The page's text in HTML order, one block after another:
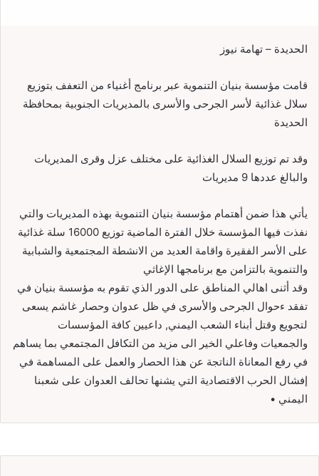
الحديدة – تهامة نيوز
قامت مؤسسة بنيان التنموية عبر برنامج أغنياء من التعفف بتوزيع
سلال غذائية لأسر الجرحى والأسرى بالمديريات الجنوبية بمحافظة
الحديدة
وقد تم توزيع السلال الغذائية على مختلف عزل وقرى المديريات
والبالغ عددها 9 مديريات
يأتي هذا ضمن أهتمام مؤسسة بنيان التنموية بهذه المديريات والتي
نفذت فيها المؤسسة خلال الفترة الماضية توزيع 16000 سلة غذائية
على الأسر الفقيرة واقامة العديد من الانشطة المجتمعية والشبابية
والتنموية بالتزامن مع برنامجها الإغاثي
وقد أثنى اهالي المناطق على الدور الذي تقوم به مؤسسة بنيان في
تفقد ءحوال الجرحى والأسرى في ظل عدوان وحصار غاشم يسعى
لتجويع وقتل أبناء الشعب اليمني, داعيين كافة المؤسسات
والجمعيات وفاعلي الخير الى مزيد من التكافل المجتمعي بما يساهم
في رفع المعاناة الناتجة عن هذا الحصار والعمل على المساهمة في
إفشال الحرب الاقتصادية التي يشنها تحالف العدوان على شعبنا
اليمني •